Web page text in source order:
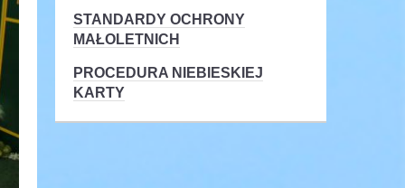
STANDARDY OCHRONY
MAŁOLETNICH
PROCEDURA NIEBIESKIEJ
KARTY